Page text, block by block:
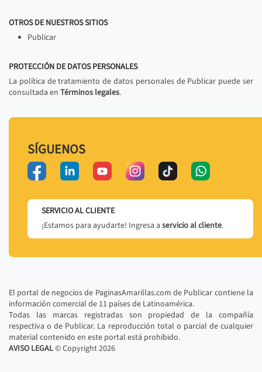
OTROS DE NUESTROS SITIOS
Publicar
PROTECCIÓN DE DATOS PERSONALES
La política de tratamiento de datos personales de Publicar puede ser
consultada en Términos legales.
SÍGUENOS
SERVICIO AL CLIENTE
¡Estamos para ayudarte! Ingresa a servicio al cliente.
El portal de negocios de PaginasAmarillas.com de Publicar contiene la
información comercial de 11 países de Latinoamérica.
Todas las marcas registradas son propiedad de la compañía
respectiva o de Publicar. La reproducción total o parcial de cualquier
material contenido en este portal está prohibido.
AVISO LEGAL© Copyright2026